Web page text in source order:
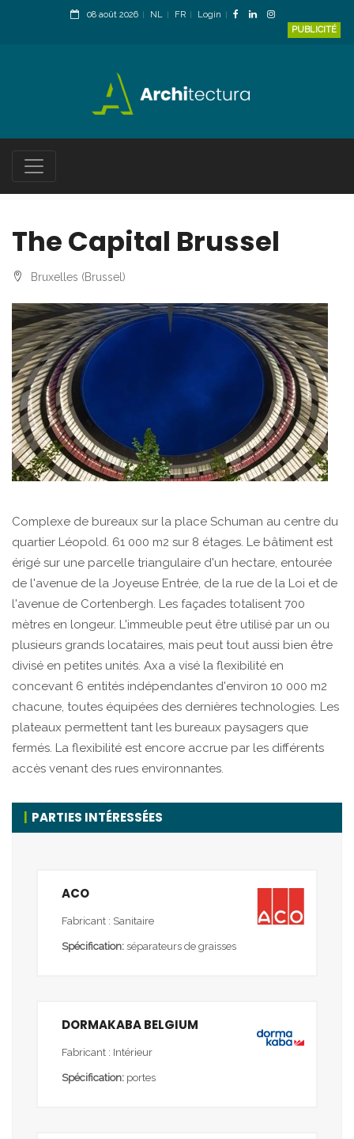
08 août 2026 NL FR
Login
PUBLICITÉ
The Capital Brussel
Bruxelles (Brussel)
Complexe de bureaux sur la place Schuman au centre du
quartier Léopold. 61 000 m2 sur 8 étages. Le bâtiment est
érigé sur une parcelle triangulaire d'un hectare, entourée
de l'avenue de la Joyeuse Entrée, de la rue de la Loi et de
l'avenue de Cortenbergh. Les façades totalisent 700
mètres en longeur. L'immeuble peut être utilisé par un ou
plusieurs grands locataires, mais peut tout aussi bien être
divisé en petites unités. Axa a visé la flexibilité en
concevant 6 entités indépendantes d'environ 10 000 m2
chacune, toutes équipées des dernières technologies. Les
plateaux permettent tant les bureaux paysagers que
fermés. La flexibilité est encore accrue par les différents
accès venant des rues environnantes.
PARTIES INTÉRESSÉES
ACO
Fabricant : Sanitaire
Spécification: séparateurs de graisses
DORMAKABA BELGIUM
Fabricant : Intérieur
Spécification: portes